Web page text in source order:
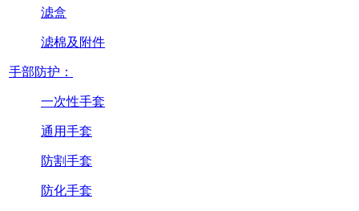
滤盒
滤棉及附件
手部防护：
一次性手套
通用手套
防割手套
防化手套